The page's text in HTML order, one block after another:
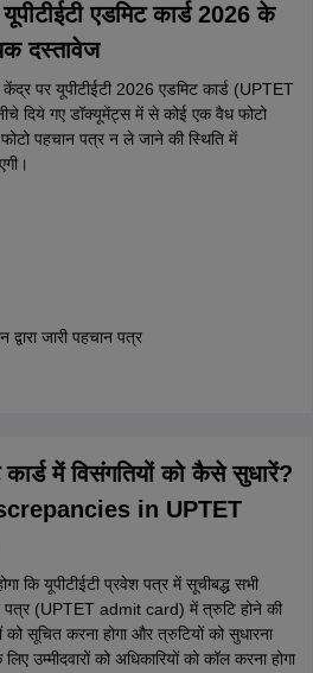
यूपीटीईटी एडमिट कार्ड 2026 के
दस्तावेज
केंद्र पर यूपीटीईटी 2026 एडमिट कार्ड (UPTET
दिये गए डॉक्यूमेंट्स में से कोई एक वैध फोटो
पहचान पत्र न ले जाने की स्थिति में
जारी पहचान पत्र
कार्ड में विसंगतियों को कैसे सुधारें?
in UPTET
कि यूपीटीईटी प्रवेश पत्र में सूचीबद्ध सभी
पत्र (UPTET admit card) में त्रुटि होने की
को सूचित करना होगा और त्रुटियों को सुधारना
उम्मीदवारों को अधिकारियों को कॉल करना होगा